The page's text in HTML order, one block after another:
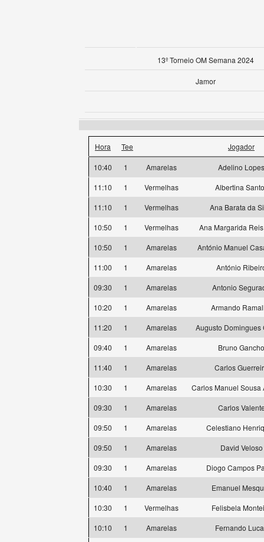
13º Torneio OM Semana 2024
Jamor
Hora Tee Jogador
10:40 1 Amarelas
Adelino Lopes
11:10
1 Vermelhas
Albertina
11:10
1 Vermelhas
Ana Barata da
10:50
1 Vermelhas
Ana Margarida
10:50
1 Amarelas
António Manuel
11:00
1 Amarelas
António
09:30
1 Amarelas
Antonio
10:20
1 Amarelas
Armando
11:20
1 Amarelas
Augusto Domingues
09:40
1 Amarelas
Bruno Gancho
11:40
1 Amarelas
Carlos
10:30
1 Amarelas
Carlos Manuel Sousa
09:30
1 Amarelas
Carlos
09:50
1 Amarelas
Celestiano
09:50
1 Amarelas
David Veloso
09:30
1 Amarelas
Diogo Campos
10:40
1 Amarelas
Emanuel
10:30
1 Vermelhas
Felisbela
10:10
1 Amarelas
Fernando